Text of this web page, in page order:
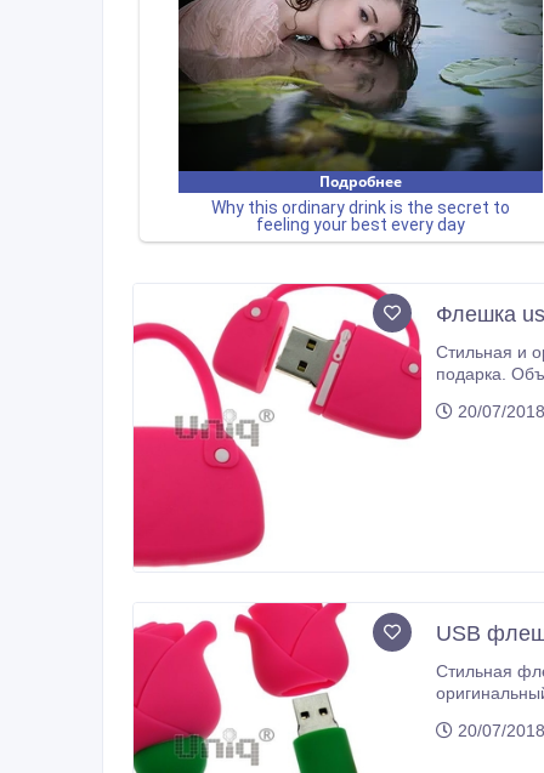
Флешка
Стильная и
20/07/
USB
Стильная
20/07/